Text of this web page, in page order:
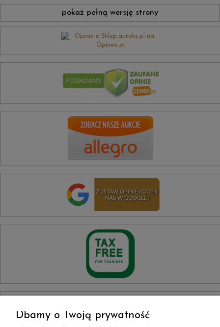
pokaż pełną wersję strony
Dbamy o Twoją prywatność